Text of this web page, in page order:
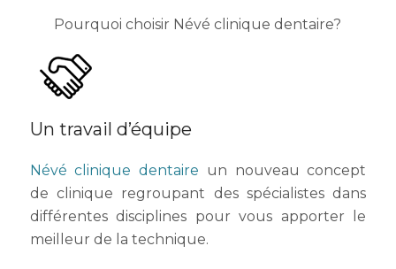
Pourquoi choisir Névé clinique dentaire?
Un travail d’équipe
Névé clinique dentaireun nouveau concept
de clinique regroupant des spécialistes dans